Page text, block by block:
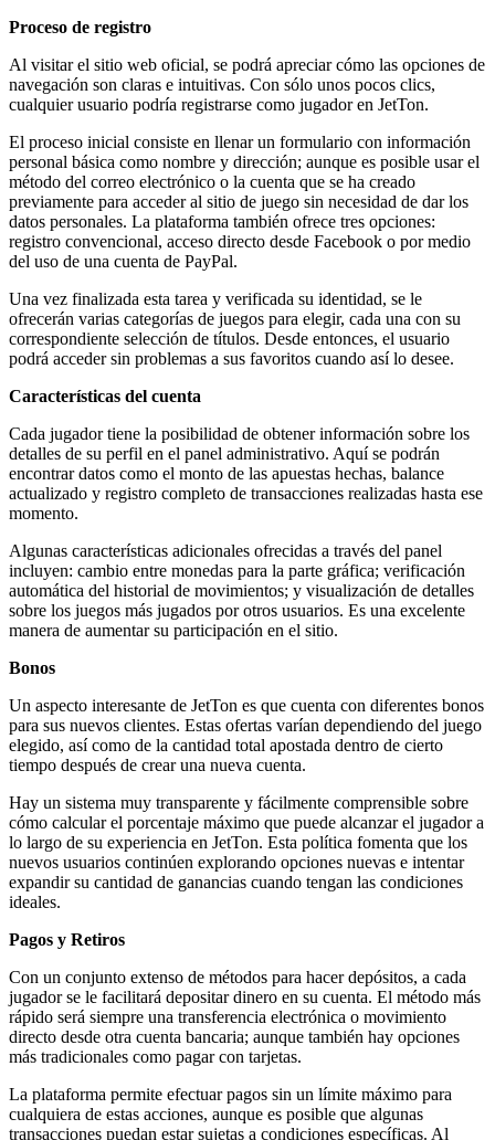
Proceso de registro
Al visitar el sitio web oficial, se podrá apreciar cómo las opciones de
navegación son claras e intuitivas. Con sólo unos pocos clics,
cualquier usuario podría registrarse como jugador en JetTon.
El proceso inicial consiste en llenar un formulario con información
personal básica como nombre y dirección; aunque es posible usar el
método del correo electrónico o la cuenta que se ha creado
previamente para acceder al sitio de juego sin necesidad de dar los
datos personales. La plataforma también ofrece tres opciones:
registro convencional, acceso directo desde Facebook o por medio
del uso de una cuenta de PayPal.
Una vez finalizada esta tarea y verificada su identidad, se le
ofrecerán varias categorías de juegos para elegir, cada una con su
correspondiente selección de títulos. Desde entonces, el usuario
podrá acceder sin problemas a sus favoritos cuando así lo desee.
Características del cuenta
Cada jugador tiene la posibilidad de obtener información sobre los
detalles de su perfil en el panel administrativo. Aquí se podrán
encontrar datos como el monto de las apuestas hechas, balance
actualizado y registro completo de transacciones realizadas hasta ese
momento.
Algunas características adicionales ofrecidas a través del panel
incluyen: cambio entre monedas para la parte gráfica; verificación
automática del historial de movimientos; y visualización de detalles
sobre los juegos más jugados por otros usuarios. Es una excelente
manera de aumentar su participación en el sitio.
Bonos
Un aspecto interesante de JetTon es que cuenta con diferentes bonos
para sus nuevos clientes. Estas ofertas varían dependiendo del juego
elegido, así como de la cantidad total apostada dentro de cierto
tiempo después de crear una nueva cuenta.
Hay un sistema muy transparente y fácilmente comprensible sobre
cómo calcular el porcentaje máximo que puede alcanzar el jugador a
lo largo de su experiencia en JetTon. Esta política fomenta que los
nuevos usuarios continúen explorando opciones nuevas e intentar
expandir su cantidad de ganancias cuando tengan las condiciones
ideales.
Pagos y Retiros
Con un conjunto extenso de métodos para hacer depósitos, a cada
jugador se le facilitará depositar dinero en su cuenta. El método más
rápido será siempre una transferencia electrónica o movimiento
directo desde otra cuenta bancaria; aunque también hay opciones
más tradicionales como pagar con tarjetas.
La plataforma permite efectuar pagos sin un límite máximo para
cualquiera de estas acciones, aunque es posible que algunas
transacciones puedan estar sujetas a condiciones específicas. Al